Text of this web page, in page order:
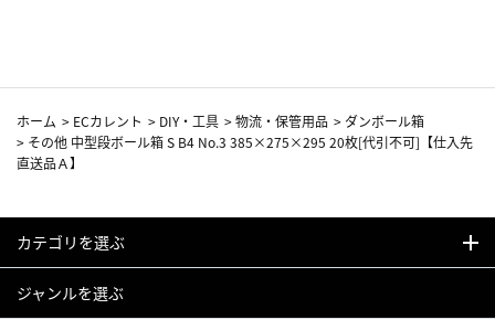
ホーム > ECカレント > DIY・工具 >物流・保管用品 > ダンボール箱
> その他 中型段ボール箱 S B4 No.3 385×275×295 20枚[代引不可]【仕入先
直送品Ａ】
カテゴリを選ぶ
ジャンルを選ぶ